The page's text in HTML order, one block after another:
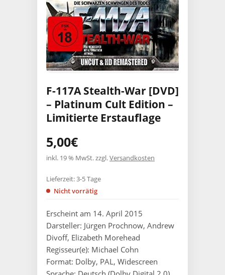
F-117A Stealth-War [DVD]
– Platinum Cult Edition –
Limitierte Erstauflage
5,00€
inkl. 19 % MwSt.zzgl.Versandkosten
Erscheint am 14. April 2015
Darsteller: Jürgen Prochnow, Andrew
Divoff, Elizabeth Morehead
Regisseur(e): Michael Cohn
Format: Dolby, PAL, Widescreen
Lieferzeit:3-5 Tage
Nicht vorrätig